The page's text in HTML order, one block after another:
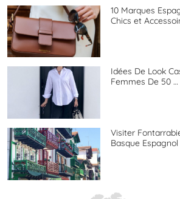
10 Marques
Chics et
Idées De Look
Femmes De 50 …
Visiter
Basque Espagnol